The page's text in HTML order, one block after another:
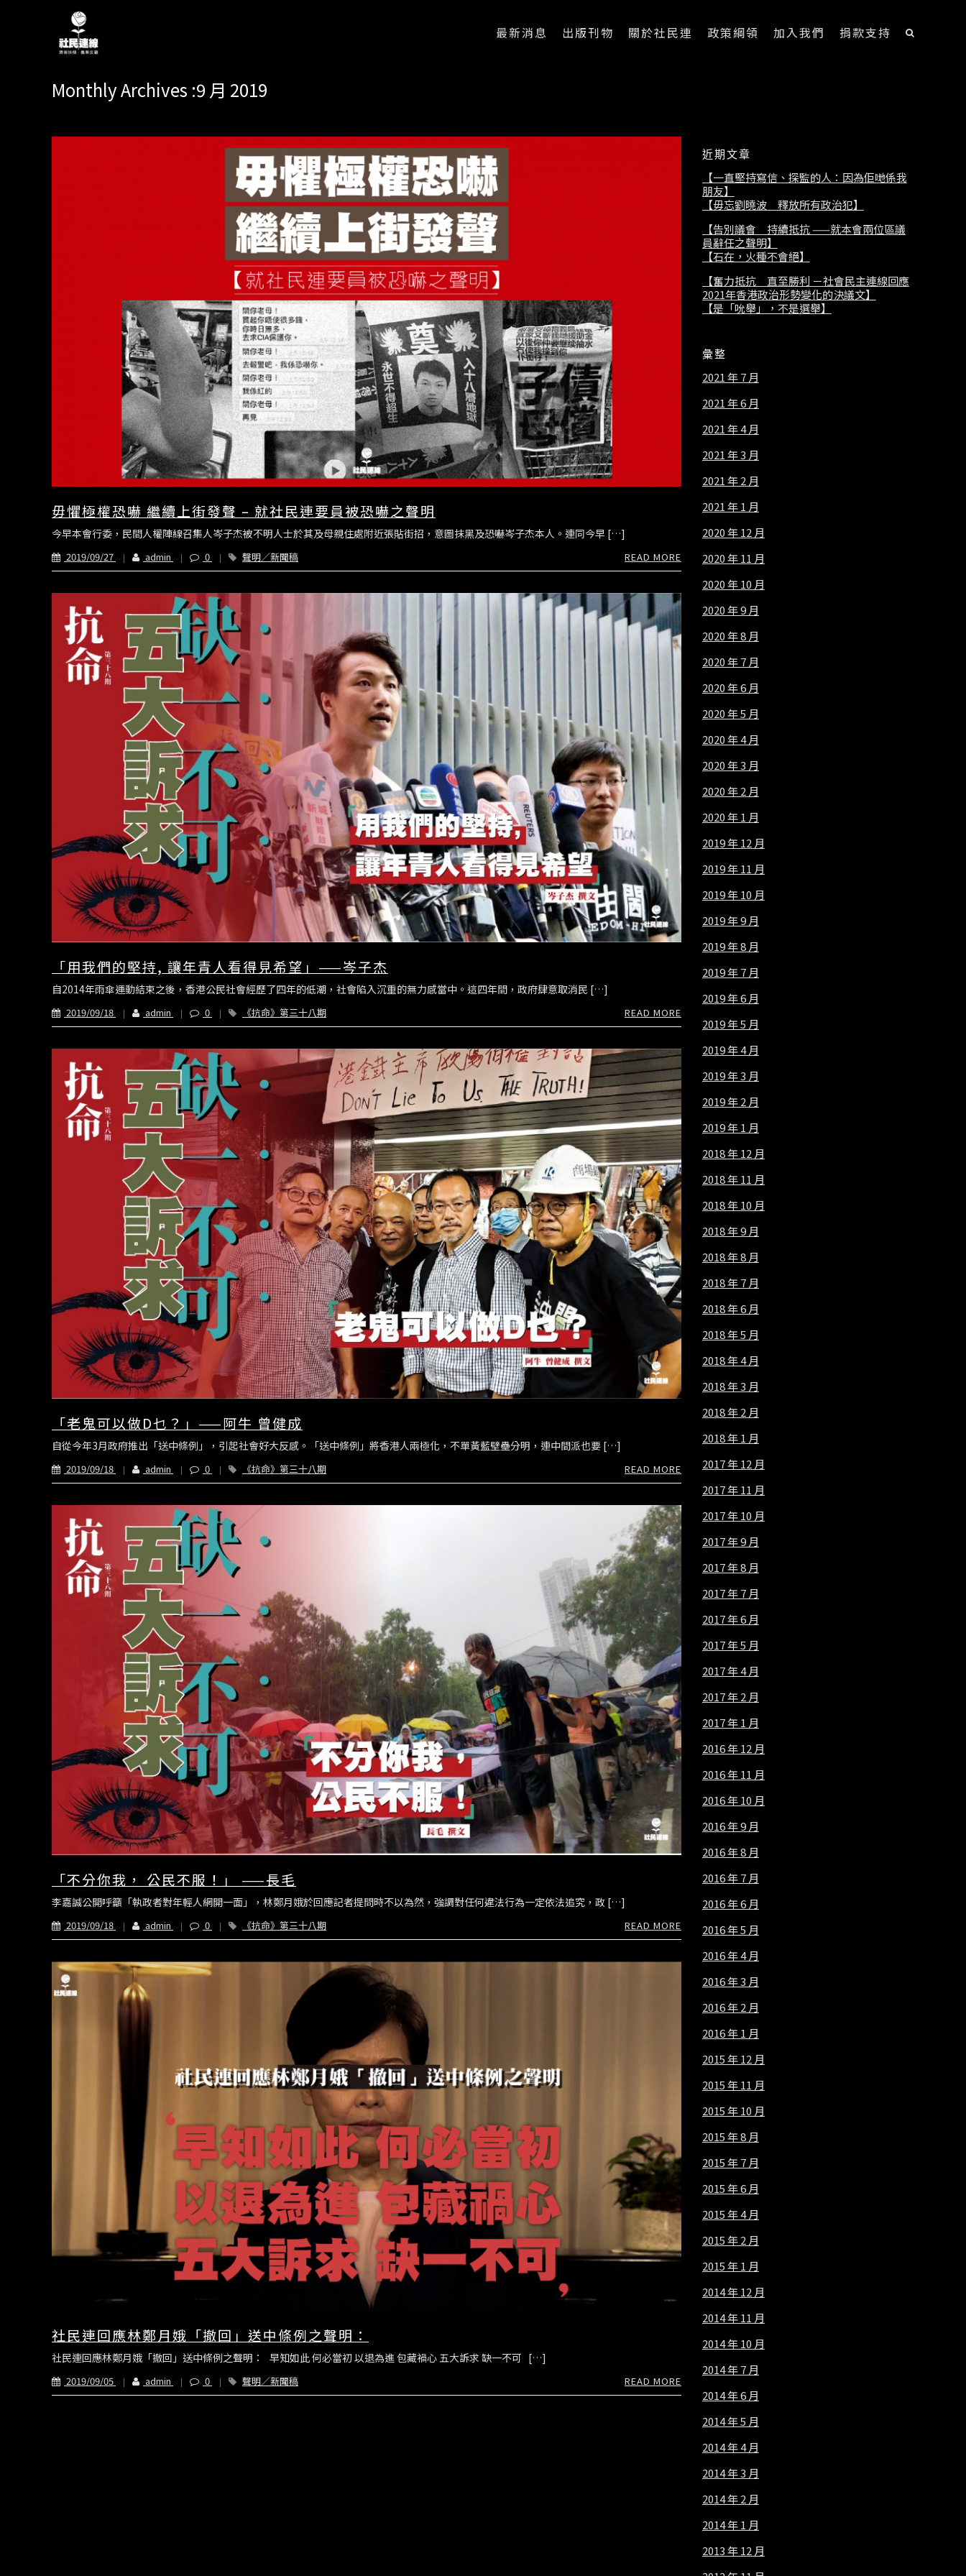
最新消息 出版刊物 關於社民連 政策綱領 加入我們 捐款支持
Monthly Archives :9 月 2019
毋懼極權恐嚇 繼續上街發聲 – 就社民連要員被恐嚇之聲明
今早本會行委，民間人權陣線召集人岑子杰被不明人士於其及母親住處附近張貼街招，意圖抹黑及恐嚇岑子杰本人。連同今早 […]
2019/09/27 admin 0 聲明／新聞稿 READ MORE
「用我們的堅持, 讓年青人看得見希望」——岑子杰
自2014年雨傘運動結束之後，香港公民社會經歷了四年的低潮，社會陷入沉重的無力感當中。這四年間，政府肆意取消民 […]
2019/09/18 admin 0 《抗命》第三十八期 READ MORE
「老鬼可以做D乜？」——阿牛 曾健成
自從今年3月政府推出「送中條例」，引起社會好大反感。「送中條例」將香港人兩極化，不單黃藍壁壘分明，連中間派也要 […]
2019/09/18 admin 0 《抗命》第三十八期 READ MORE
「不分你我， 公民不服！」 ——長毛
李嘉誠公開呼籲「執政者對年輕人網開一面」，林鄭月娥於回應記者提問時不以為然，強調對任何違法行為一定依法追究，政 […]
2019/09/18 admin 0 《抗命》第三十八期 READ MORE
社民連回應林鄭月娥「撤回」送中條例之聲明：
社民連回應林鄭月娥「撤回」送中條例之聲明： 早知如此 何必當初 以退為進 包藏禍心 五大訴求 缺一不可 […]
2019/09/05 admin 0 聲明／新聞稿 READ MORE
近期文章
【一直堅持寫信、探監的人：因為佢哋係我
朋友】
【毋忘劉曉波 釋放所有政治犯】
【告別議會 持續抵抗 ——就本會兩位區議
員辭任之聲明】
【石在，火種不會絕】
【奮力抵抗 直至勝利 －社會民主連線回應
2021年香港政治形勢變化的決議文】
【是「吮舉」，不是選舉】
彙整
2021 年 7 月
2021 年 6 月
2021 年 4 月
2021 年 3 月
2021 年 2 月
2021 年 1 月
2020 年 12 月
2020 年 11 月
2020 年 10 月
2020 年 9 月
2020 年 8 月
2020 年 7 月
2020 年 6 月
2020 年 5 月
2020 年 4 月
2020 年 3 月
2020 年 2 月
2020 年 1 月
2019 年 12 月
2019 年 11 月
2019 年 10 月
2019 年 9 月
2019 年 8 月
2019 年 7 月
2019 年 6 月
2019 年 5 月
2019 年 4 月
2019 年 3 月
2019 年 2 月
2019 年 1 月
2018 年 12 月
2018 年 11 月
2018 年 10 月
2018 年 9 月
2018 年 8 月
2018 年 7 月
2018 年 6 月
2018 年 5 月
2018 年 4 月
2018 年 3 月
2018 年 2 月
2018 年 1 月
2017 年 12 月
2017 年 11 月
2017 年 10 月
2017 年 9 月
2017 年 8 月
2017 年 7 月
2017 年 6 月
2017 年 5 月
2017 年 4 月
2017 年 2 月
2017 年 1 月
2016 年 12 月
2016 年 11 月
2016 年 10 月
2016 年 9 月
2016 年 8 月
2016 年 7 月
2016 年 6 月
2016 年 5 月
2016 年 4 月
2016 年 3 月
2016 年 2 月
2016 年 1 月
2015 年 12 月
2015 年 11 月
2015 年 10 月
2015 年 8 月
2015 年 7 月
2015 年 6 月
2015 年 4 月
2015 年 2 月
2015 年 1 月
2014 年 12 月
2014 年 11 月
2014 年 10 月
2014 年 7 月
2014 年 6 月
2014 年 5 月
2014 年 4 月
2014 年 3 月
2014 年 2 月
2014 年 1 月
2013 年 12 月